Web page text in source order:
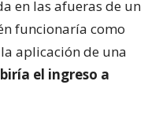
en las afueras de un
funcionaría como
aplicación de una
el ingreso a